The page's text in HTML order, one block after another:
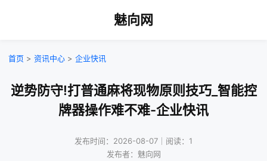
魅向网
首页 > 资讯中心 > 企业快讯
逆势防守!打普通麻将现物原则技巧_智能控
牌器操作难不难-企业快讯
发布时间：2026-08-07｜阅读：1
发布者：魅向网